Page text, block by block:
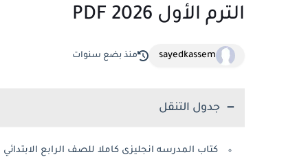
الترم الأول 2026 PDF
sayedkassem منذ بضع سنوات
جدول التنقل
كتاب المدرسه انجليزى كاملا للصف الرابع الابتدائي 2026 المنهج الجديد